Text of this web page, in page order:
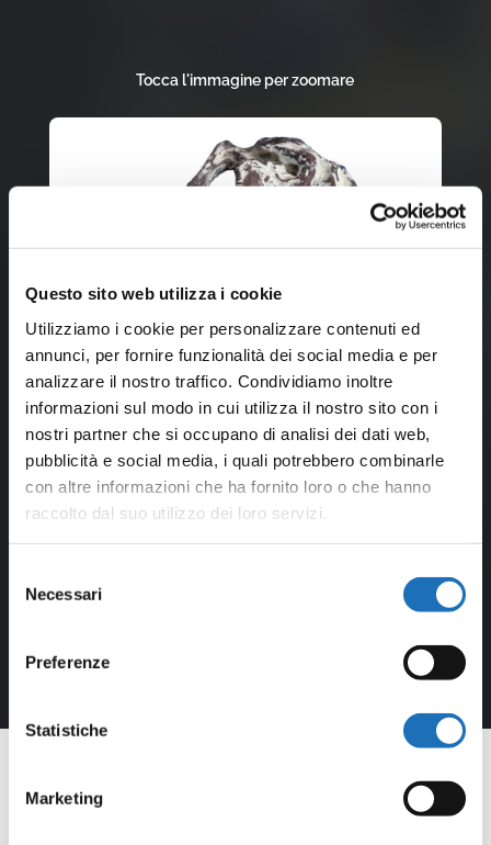
Questo sito web utilizza i cookie
Utilizziamo i cookie per personalizzare contenuti ed
annunci, per fornire funzionalità dei social media e per
analizzare il nostro traffico. Condividiamo inoltre
informazioni sul modo in cui utilizza il nostro sito con i
nostri partner che si occupano di analisi dei dati web,
pubblicità e social media, i quali potrebbero combinarle
con altre informazioni che ha fornito loro o che hanno
raccolto dal suo utilizzo dei loro servizi.
delNecessari
Preferenze
Statistiche
Marketing
Tocca l'immagine per zoomare